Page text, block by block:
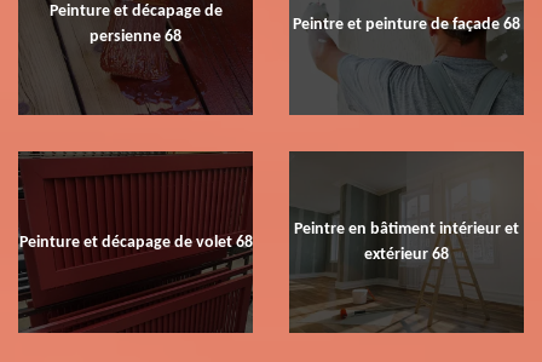
Peinture et décapage de
persienne 68
Peintre et peinture de façade 68
Peinture et décapage de volet 68
Peintre en bâtiment intérieur et
extérieur 68